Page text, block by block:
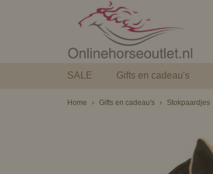
SALE Gifts en cadeau's
Home › Gifts en cadeau's › Stokpaardjes